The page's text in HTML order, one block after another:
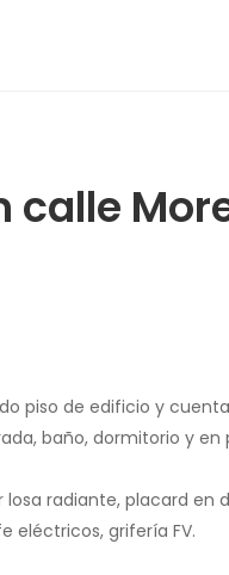
calle
piso de edificio y
baño, dormitorio y en
losa radiante, placard en
eléctricos, grifería FV.